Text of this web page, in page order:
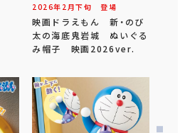
2026年 2 月下旬 登場
映画ドラえもん 新・のび
太の海底鬼岩城 ぬいぐる
み帽子 映画2026ver.